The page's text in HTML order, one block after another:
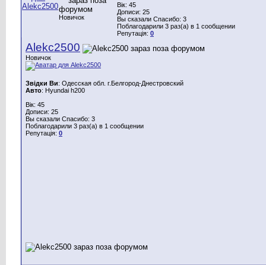
Новичок
Вік: 45
Дописи: 25
Вы сказали Спасибо: 3
Поблагодарили 3 раз(а) в 1 сообщении
Репутація: 0
Alekc2500
Новичок
Звідки Ви: Одесская обл. г.Белгород-Днестровский
Авто: Hyundai h200
Вік: 45
Дописи: 25
Вы сказали Спасибо: 3
Поблагодарили 3 раз(а) в 1 сообщении
Репутація: 0